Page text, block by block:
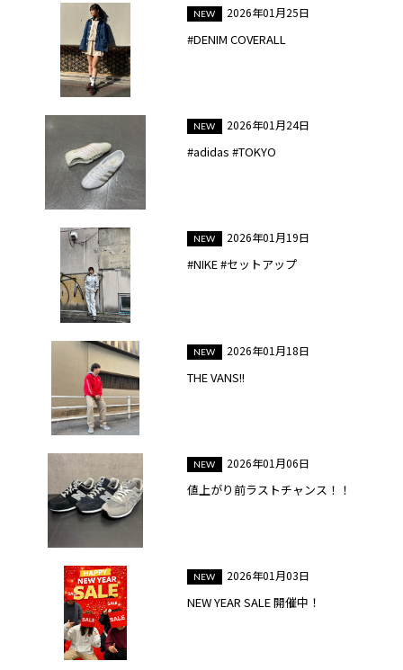
2026年01月25日
#DENIM COVERALL
2026年01月24日
#adidas #TOKYO
2026年01月19日
#NIKE #セットアップ
2026年01月18日
THE VANS!!
2026年01月06日
値上がり前ラストチャンス！！
2026年01月03日
NEW YEAR SALE 開催中！